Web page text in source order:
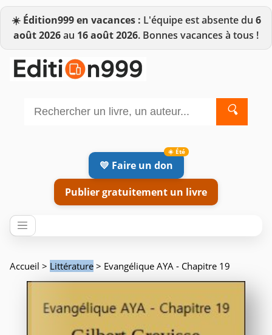
☀️ Édition999 en vacances : L'équipe est absente du 6
août 2026au 16 août 2026. Bonnes vacances à tous !
🔍
💛 Faire un don
Publier gratuitement un livre
Accueil > Littérature > Evangélique AYA - Chapitre 19